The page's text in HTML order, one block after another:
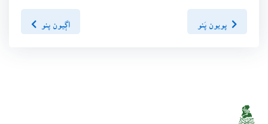
پويون پَنو اڳيون پنو